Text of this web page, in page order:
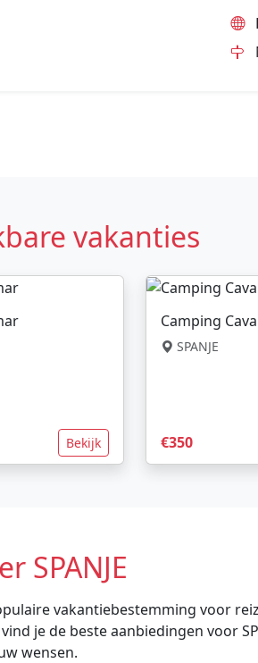
vakanties
Bekijk
Camping
SPANJE
€350
SPANJE
vakantiebestemming voor
je de beste aanbiedingen voor
wensen.